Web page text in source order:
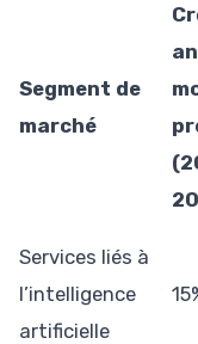
Segment de
marché
Services liés à
l’intelligence
artificielle